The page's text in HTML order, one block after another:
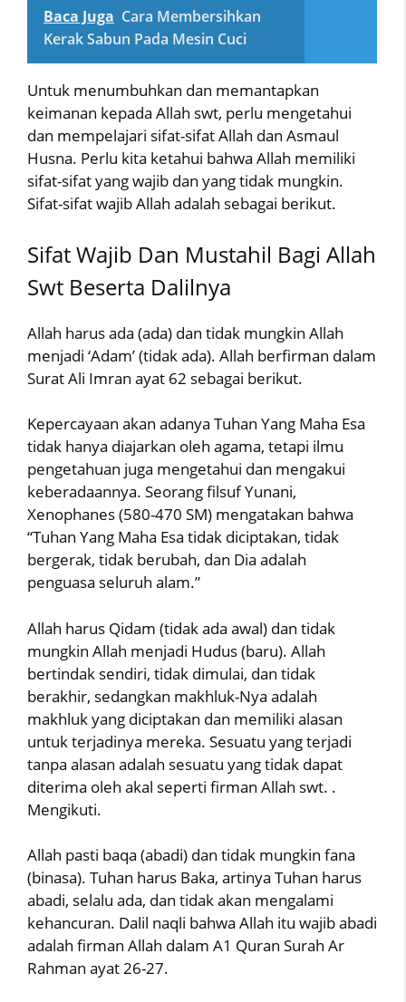
Baca Juga Cara Membersihkan
Kerak Sabun Pada Mesin Cuci
Untuk menumbuhkan dan memantapkan
keimanan kepada Allah swt, perlu mengetahui
dan mempelajari sifat-sifat Allah dan Asmaul
Husna. Perlu kita ketahui bahwa Allah memiliki
sifat-sifat yang wajib dan yang tidak mungkin.
Sifat-sifat wajib Allah adalah sebagai berikut.
Sifat Wajib Dan Mustahil Bagi Allah
Swt Beserta Dalilnya
Allah harus ada (ada) dan tidak mungkin Allah
menjadi ‘Adam’ (tidak ada). Allah berfirman dalam
Surat Ali Imran ayat 62 sebagai berikut.
Kepercayaan akan adanya Tuhan Yang Maha Esa
tidak hanya diajarkan oleh agama, tetapi ilmu
pengetahuan juga mengetahui dan mengakui
keberadaannya. Seorang filsuf Yunani,
Xenophanes (580-470 SM) mengatakan bahwa
“Tuhan Yang Maha Esa tidak diciptakan, tidak
bergerak, tidak berubah, dan Dia adalah
penguasa seluruh alam.”
Allah harus Qidam (tidak ada awal) dan tidak
mungkin Allah menjadi Hudus (baru). Allah
bertindak sendiri, tidak dimulai, dan tidak
berakhir, sedangkan makhluk-Nya adalah
makhluk yang diciptakan dan memiliki alasan
untuk terjadinya mereka. Sesuatu yang terjadi
tanpa alasan adalah sesuatu yang tidak dapat
diterima oleh akal seperti firman Allah swt. .
Mengikuti.
Allah pasti baqa (abadi) dan tidak mungkin fana
(binasa). Tuhan harus Baka, artinya Tuhan harus
abadi, selalu ada, dan tidak akan mengalami
kehancuran. Dalil naqli bahwa Allah itu wajib abadi
adalah firman Allah dalam A1 Quran Surah Ar
Rahman ayat 26-27.